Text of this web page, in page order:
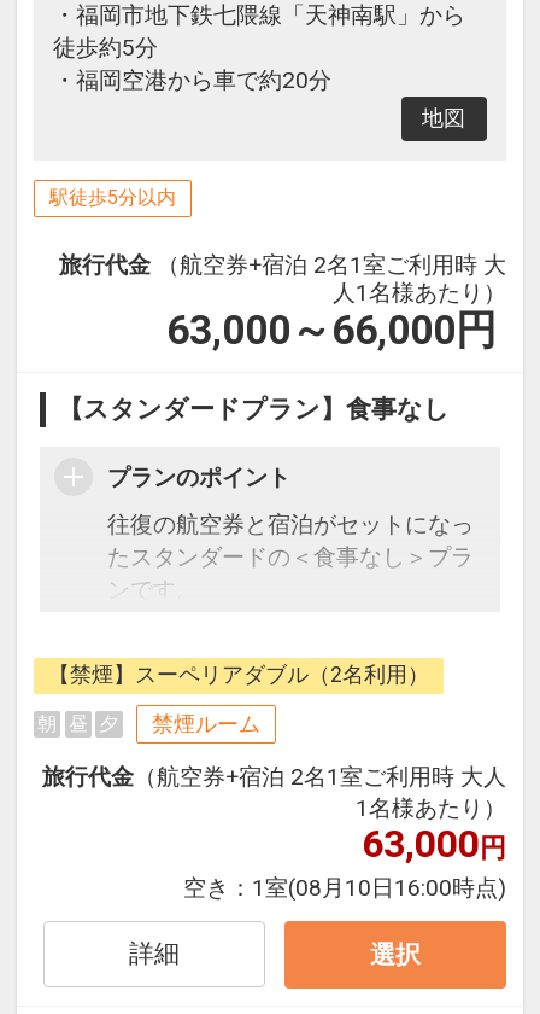
・福岡市地下鉄七隈線「天神南駅」から
徒歩約5分
・福岡空港から車で約20分
地図
駅徒歩5分以内
旅行代金
（航空券+宿泊 2名1室ご利用時 大
人1名様あたり）
63,000～66,000 円
【スタンダードプラン】食事なし
プランのポイント
往復の航空券と宿泊がセットになっ
たスタンダードの＜食事なし＞プラ
ンです。
できるダイナミックパッケージだか
ら、一都市滞在はもちろん周遊旅行
にも最適！
旅行期間中の1泊だけの宿泊や延
泊・飛び泊なども自由自在です。
JALマイレージ会員の方にはフライ
トマイルが50%貯まります。
【禁煙】スーペリアダブル（2名利用）
朝 昼 夕 禁煙ルーム
旅行代金 （航空券+宿泊 2名1室ご利用時 大人
1名様あたり）
63,000円
空き： 1室(08月10日16:00時点)
詳細 選択